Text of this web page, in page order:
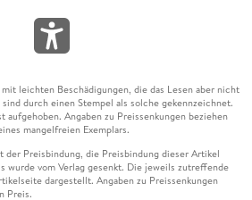
leichten Beschädigungen, die das Lesen aber nicht
durch einen Stempel als solche gekennzeichnet.
Angaben zu Preissenkungen beziehen
mangelfreien Exemplars.
Preisbindung, die Preisbindung dieser Artikel
wurde vom Verlag gesenkt. Die jeweils zutreffende
dargestellt. Angaben zu Preissenkungen
Preis.